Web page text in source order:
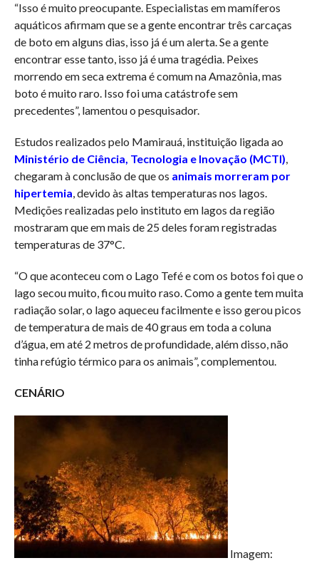
“Isso é muito preocupante. Especialistas em mamíferos
aquáticos afirmam que se a gente encontrar três carcaças
de boto em alguns dias, isso já é um alerta. Se a gente
encontrar esse tanto, isso já é uma tragédia. Peixes
morrendo em seca extrema é comum na Amazônia, mas
boto é muito raro. Isso foi uma catástrofe sem
precedentes”, lamentou o pesquisador.
Estudos realizados pelo Mamirauá, instituição ligada ao
Ministério de Ciência, Tecnologia e Inovação (MCTI),
chegaram à conclusão de que os animais morreram por
hipertemia, devido às altas temperaturas nos lagos.
Medições realizadas pelo instituto em lagos da região
mostraram que em mais de 25 deles foram registradas
temperaturas de 37°C.
“O que aconteceu com o Lago Tefé e com os botos foi que o
lago secou muito, ficou muito raso. Como a gente tem muita
radiação solar, o lago aqueceu facilmente e isso gerou picos
de temperatura de mais de 40 graus em toda a coluna
d’água, em até 2 metros de profundidade, além disso, não
tinha refúgio térmico para os animais”, complementou.
CENÁRIO
Imagem: